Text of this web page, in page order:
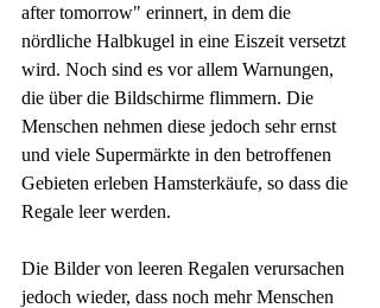
after tomorrow" erinnert, in dem die
nördliche Halbkugel in eine Eiszeit versetzt
wird. Noch sind es vor allem Warnungen,
die über die Bildschirme flimmern. Die
Menschen nehmen diese jedoch sehr ernst
und viele Supermärkte in den betroffenen
Gebieten erleben Hamsterkäufe, so dass die
Regale leer werden.
Die Bilder von leeren Regalen verursachen
jedoch wieder, dass noch mehr Menschen